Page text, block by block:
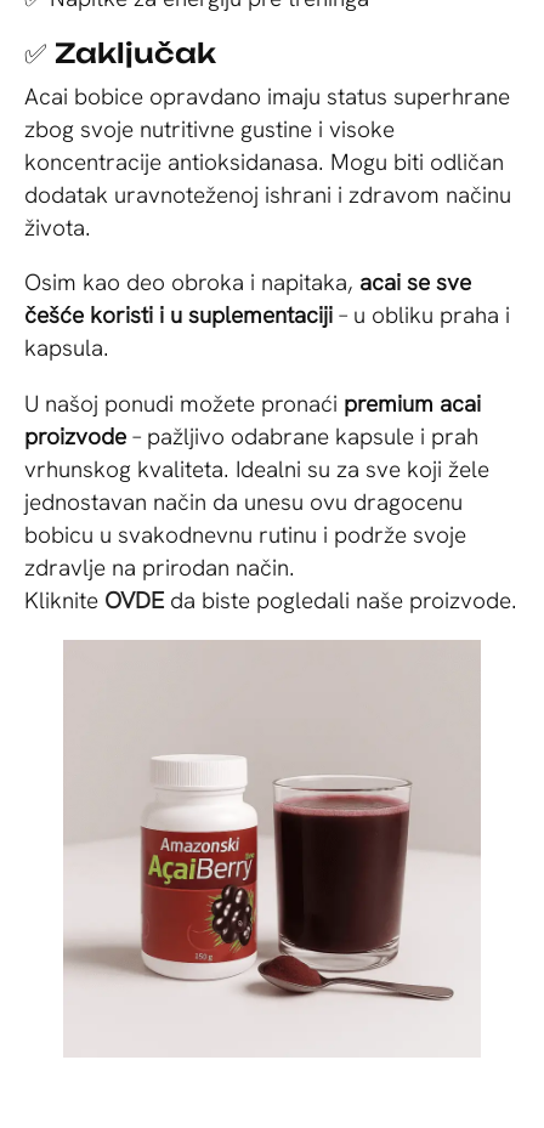
✅ Zaključak
Acai bobice opravdano imaju status superhrane
zbog svoje nutritivne gustine i visoke
koncentracije antioksidanasa. Mogu biti odličan
dodatak uravnoteženoj ishrani i zdravom načinu
života.
Osim kao deo obroka i napitaka, acai se sve
češće koristi i u suplementaciji – u obliku praha i
kapsula.
U našoj ponudi možete pronaći premium acai
proizvode – pažljivo odabrane kapsule i prah
vrhunskog kvaliteta. Idealni su za sve koji žele
jednostavan način da unesu ovu dragocenu
bobicu u svakodnevnu rutinu i podrže svoje
zdravlje na prirodan način.
Kliknite OVDE da biste pogledali naše proizvode.